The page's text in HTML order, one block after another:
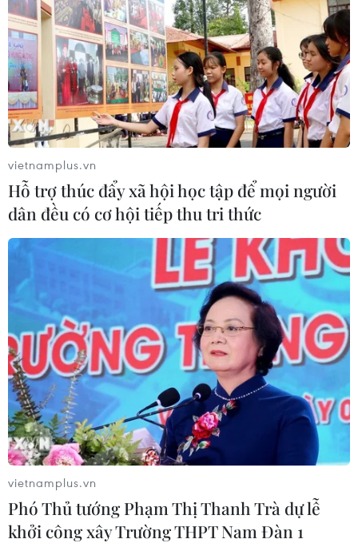
vietnamplus.vn
Hỗ trợ thúc đẩy xã hội học tập để mọi người
dân đều có cơ hội tiếp thu tri thức
vietnamplus.vn
Phó Thủ tướng Phạm Thị Thanh Trà dự lễ
khởi công xây Trường THPT Nam Đàn 1